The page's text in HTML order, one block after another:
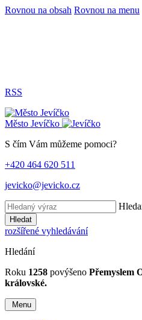
Rovnou na obsah Rovnou na menu
RSS
Město Jevíčko
S čím Vám můžeme pomoci?
+420 464 620 511
jevicko@jevicko.cz
Hledat
rozšířené vyhledávání
Hledání
Roku 1258 povýšeno Přemyslem
královské.
Menu